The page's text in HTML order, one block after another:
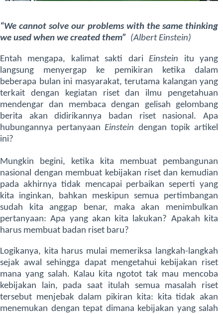
“We cannot solve our problems with the same thinking
we used when we created them” (Albert Einstein)
Entah mengapa, kalimat sakti dari Einstein itu yang
langsung menyergap ke pemikiran ketika dalam
beberapa bulan ini masyarakat, terutama kalangan yang
terkait dengan kegiatan riset dan ilmu pengetahuan
mendengar dan membaca dengan gelisah gelombang
berita akan didirikannya badan riset nasional. Apa
hubungannya pertanyaan Einstein dengan topik artikel
ini?
Mungkin begini, ketika kita membuat pembangunan
nasional dengan membuat kebijakan riset dan kemudian
pada akhirnya tidak mencapai perbaikan seperti yang
kita inginkan, bahkan meskipun semua pertimbangan
sudah kita anggap benar, maka akan menimbulkan
pertanyaan: Apa yang akan kita lakukan? Apakah kita
harus membuat badan riset baru?
Logikanya, kita harus mulai memeriksa langkah-langkah
sejak awal sehingga dapat mengetahui kebijakan riset
mana yang salah. Kalau kita ngotot tak mau mencoba
kebijakan lain, pada saat itulah semua masalah riset
tersebut menjebak dalam pikiran kita: kita tidak akan
menemukan dengan tepat dimana kebijakan yang salah